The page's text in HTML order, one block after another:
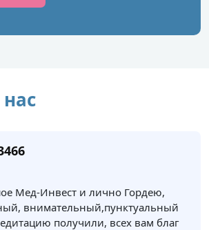
Мед-Инвест и лично Гордею,
внимательный,пунктуальный
получили, всех вам благ